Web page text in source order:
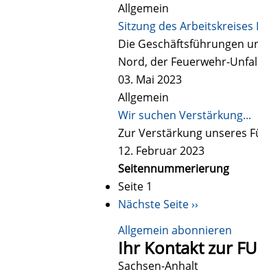
Allgemein
Sitzung des
Die Geschäftsführungen
Nord, der Feuerwehr-
03. Mai 2023
Allgemein
Wir suchen Verstärkung...
Zur Verstärkung unseres
12. Februar 2023
Seitennummerierung
Seite 1
Nächste Seite››
Allgemein abonnieren
Ihr Kontakt zur
Sachsen-Anhalt